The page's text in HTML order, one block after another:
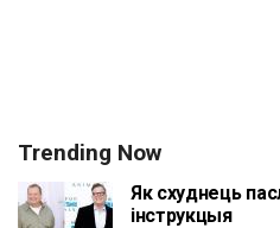
Trending Now
Як схуднець
інструкцыя